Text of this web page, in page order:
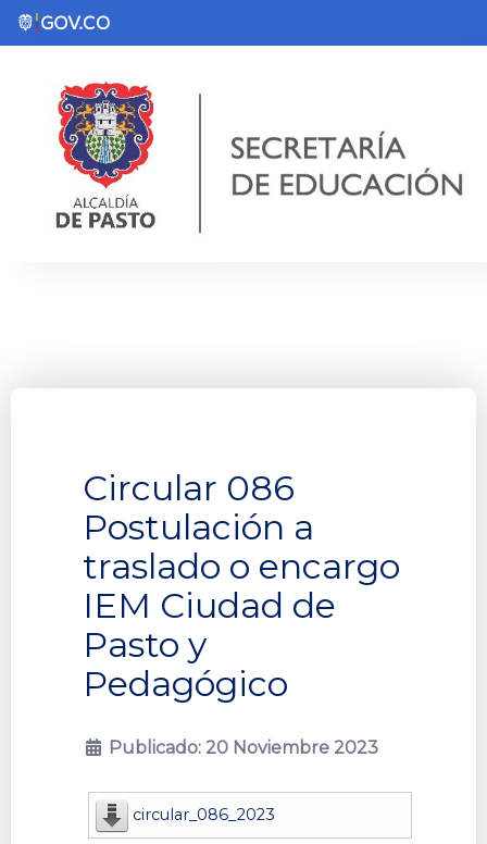
Circular 086
Postulación a
traslado o encargo
IEM Ciudad de
Pasto y
Pedagógico
Publicado: 20 Noviembre 2023
circular_086_2023